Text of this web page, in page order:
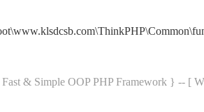
& Simple OOP PHP Framework } -- [